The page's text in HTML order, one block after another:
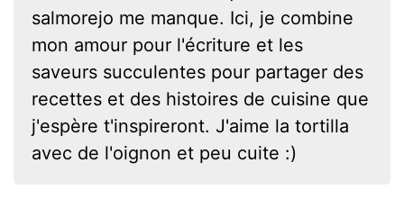
salmorejo me manque. Ici, je combine
mon amour pour l'écriture et les
saveurs succulentes pour partager des
recettes et des histoires de cuisine que
j'espère t'inspireront. J'aime la tortilla
avec de l'oignon et peu cuite :)